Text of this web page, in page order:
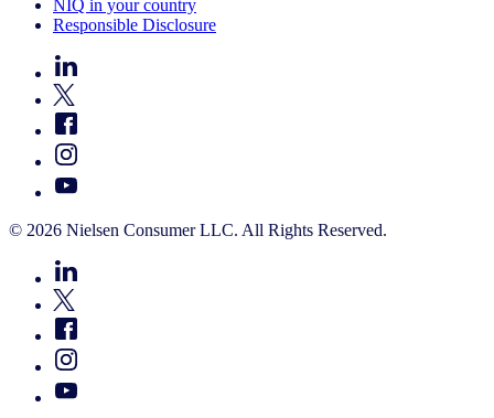
NIQ in your country
Responsible Disclosure
© 2026 Nielsen Consumer LLC. All Rights Reserved.